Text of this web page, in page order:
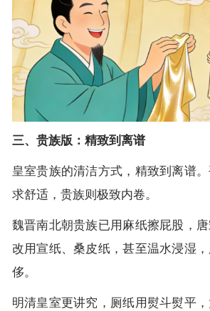
三、贵族版：精致到离谱
皇室贵族的清洁方式，精致到离谱
求舒适，贵族则极致内卷。
魏晋南北朝贵族已用麻纸擦屁股，唐
改用宣纸、桑皮纸，甚至温水浸湿
侈。
明清皇室更讲究，厕纸用熨斗熨平